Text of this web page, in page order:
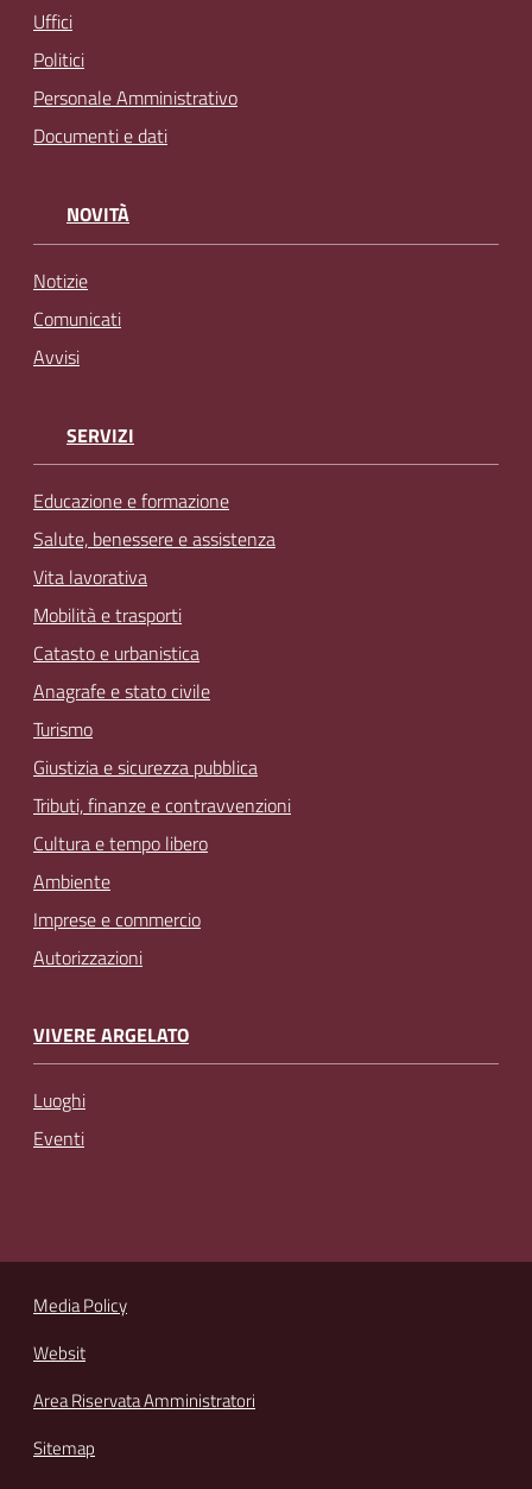
Uffici
Politici
Personale Amministrativo
Documenti e dati
NOVITÀ
Notizie
Comunicati
Avvisi
SERVIZI
Educazione e formazione
Salute, benessere e assistenza
Vita lavorativa
Mobilità e trasporti
Catasto e urbanistica
Anagrafe e stato civile
Turismo
Giustizia e sicurezza pubblica
Tributi, finanze e contravvenzioni
Cultura e tempo libero
Ambiente
Imprese e commercio
Autorizzazioni
VIVERE ARGELATO
Luoghi
Eventi
Media Policy
Websit
Area Riservata Amministratori
Sitemap